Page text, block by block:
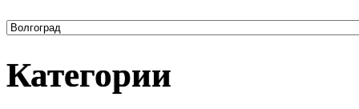
Категории